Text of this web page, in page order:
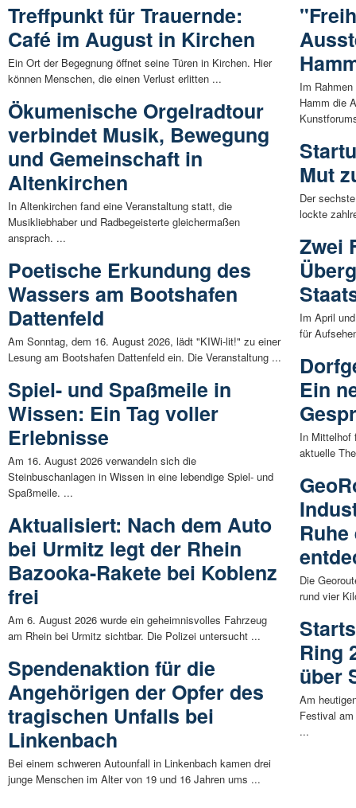
Treffpunkt für Trauernde:
Café im August in Kirchen
Ein Ort der Begegnung öffnet seine Türen in Kirchen. Hier
können Menschen, die einen Verlust erlitten ...
Ökumenische Orgelradtour
verbindet Musik, Bewegung
und Gemeinschaft in
Altenkirchen
In Altenkirchen fand eine Veranstaltung statt, die
Musikliebhaber und Radbegeisterte gleichermaßen
ansprach. ...
Poetische Erkundung des
Wassers am Bootshafen
Dattenfeld
Am Sonntag, dem 16. August 2026, lädt "KIWi-lit!" zu einer
Lesung am Bootshafen Dattenfeld ein. Die Veranstaltung ...
Spiel- und Spaßmeile in
Wissen: Ein Tag voller
Erlebnisse
Am 16. August 2026 verwandeln sich die
Steinbuschanlagen in Wissen in eine lebendige Spiel- und
Spaßmeile. ...
Aktualisiert: Nach dem Auto
bei Urmitz legt der Rhein
Bazooka-Rakete bei Koblenz
frei
Am 6. August 2026 wurde ein geheimnisvolles Fahrzeug
am Rhein bei Urmitz sichtbar. Die Polizei untersucht ...
Spendenaktion für die
Angehörigen der Opfer des
tragischen Unfalls bei
Linkenbach
Bei einem schweren Autounfall in Linkenbach kamen drei
junge Menschen im Alter von 19 und 16 Jahren ums ...
Im
Hamm die
Mut
Der
lockte
Zwei
Im April
für
Ein
In Mittelhof
aktuelle
Die
rund vier
Ring
über
Am
Festival
...